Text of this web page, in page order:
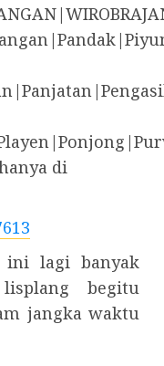
di
ini lagi banyak
begitu
jangka waktu